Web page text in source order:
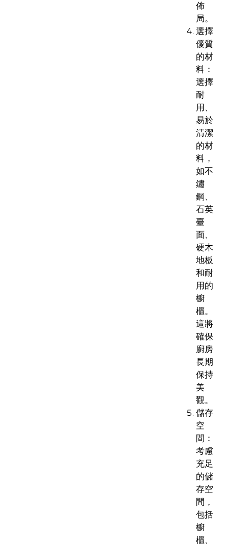
佈
局。
選擇
優質
的材
料：
選擇
耐
用、
易於
清潔
的材
料，
如不
鏽
鋼、
石英
臺
面、
硬木
地板
和耐
用的
櫥
櫃。
這將
確保
廚房
長期
保持
美
觀。
儲存
空
間：
考慮
充足
的儲
存空
間，
包括
櫥
櫃、